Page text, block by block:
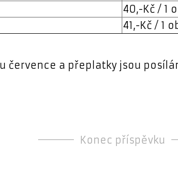
40,-Kč / 1
41,-Kč / 1
července a přeplatky jsou
Konec příspěvku